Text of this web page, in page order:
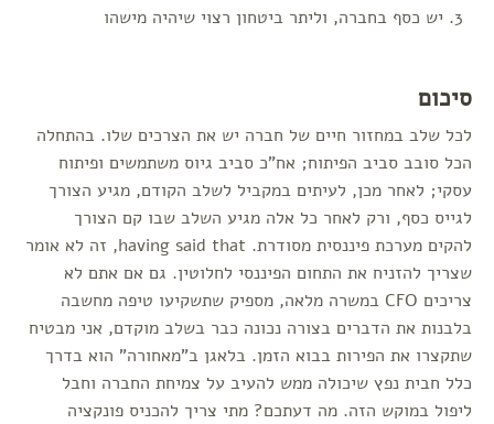
יש כסף בחברה, וליתר ביטחון רצוי שיהיה מישהו
סיכום
לכל שלב במחזור חיים של חברה יש את הצרכים שלו. בהתחלה
הכל סובב סביב הפיתוח; אח"כ סביב גיוס משתמשים ופיתוח
עסקי; לאחר מכן, לעיתים במקביל לשלב הקודם, מגיע הצורך
לגייס כסף, ורק לאחר כל אלה מגיע השלב שבו קם הצורך
להקים מערכת פיננסית מסודרת. having said that, זה לא אומר
שצריך להזניח את התחום הפיננסי לחלוטין. גם אם אתם לא
צריכים CFO במשרה מלאה, מספיק שתשקיעו טיפה מחשבה
בלבנות את הדברים בצורה נכונה כבר בשלב מוקדם, אני מבטיח
שתקצרו את הפירות בבוא הזמן. בלאגן ב"מאחורה" הוא בדרך
כלל חבית נפץ שיכולה ממש להעיב על צמיחת החברה וחבל
ליפול במוקש הזה. מה דעתכם? מתי צריך להכניס פונקציה